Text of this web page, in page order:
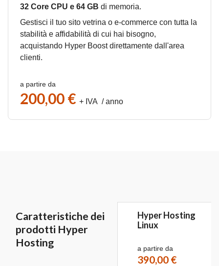
32 Core CPU e 64 GB di memoria.
Gestisci il tuo sito vetrina o e-commerce con tutta la
stabilità e affidabilità di cui hai bisogno,
acquistando Hyper Boost direttamente dall'area
clienti.
a partire da
200,00 € + IVA / anno
Caratteristiche dei
prodotti Hyper
Hosting
Hyper Hosting
Linux
a partire da
390,00 €